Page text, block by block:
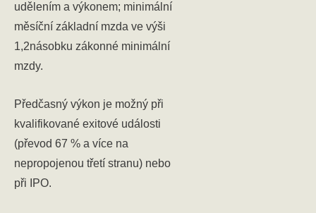
udělením a výkonem; minimální
měsíční základní mzda ve výši
1,2násobku zákonné minimální
mzdy.
Předčasný výkon je možný při
kvalifikované exitové události
(převod 67 % a více na
nepropojenou třetí stranu) nebo
při IPO.